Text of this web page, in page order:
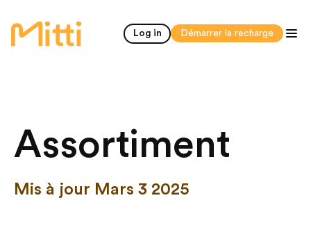
accueil Log in Démarrer la recharge
Assortiment
Mis à jour Mars 3 2025